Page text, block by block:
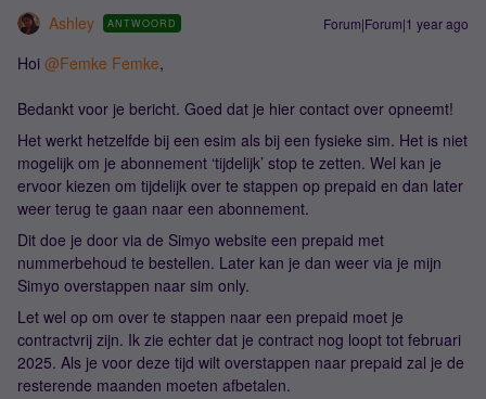
Ashley ANTWOORD Forum|Forum|1 year ago
Hoi @Femke Femke,
Bedankt voor je bericht. Goed dat je hier contact over opneemt!
Het werkt hetzelfde bij een esim als bij een fysieke sim. Het is niet
mogelijk om je abonnement ‘tijdelijk’ stop te zetten. Wel kan je
ervoor kiezen om tijdelijk over te stappen op prepaid en dan later
weer terug te gaan naar een abonnement.
Dit doe je door via de Simyo website een prepaid met
nummerbehoud te bestellen. Later kan je dan weer via je mijn
Simyo overstappen naar sim only.
Let wel op om over te stappen naar een prepaid moet je
contractvrij zijn. Ik zie echter dat je contract nog loopt tot februari
2025. Als je voor deze tijd wilt overstappen naar prepaid zal je de
resterende maanden moeten afbetalen.